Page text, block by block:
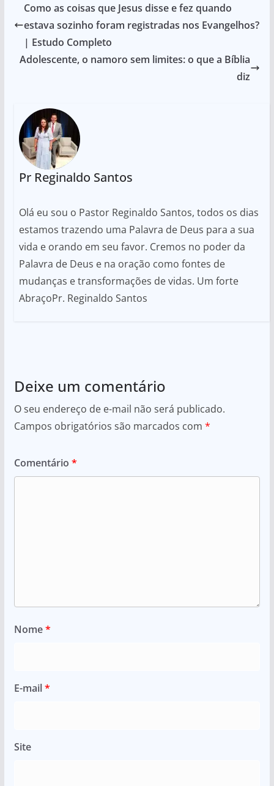
Como as coisas que Jesus disse e fez quando
estava sozinho foram registradas nos Evangelhos?
| Estudo Completo
Adolescente, o namoro sem limites: o que a Bíblia
diz
Pr Reginaldo Santos
Olá eu sou o Pastor Reginaldo Santos, todos os dias
estamos trazendo uma Palavra de Deus para a sua
vida e orando em seu favor. Cremos no poder da
Palavra de Deus e na oração como fontes de
mudanças e transformações de vidas. Um forte
AbraçoPr. Reginaldo Santos
Deixe um comentário
O seu endereço de e-mail não será publicado.
Campos obrigatórios são marcados com *
Comentário *
Nome*
E-mail*
Site